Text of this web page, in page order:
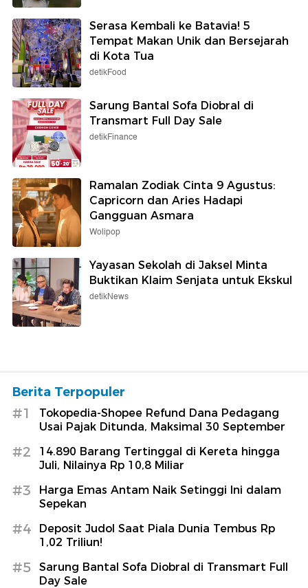
Serasa Kembali ke Batavia! 5
Tempat Makan Unik dan Bersejarah
di Kota Tua
detikFood
Sarung Bantal Sofa Diobral di
Transmart Full Day Sale
detikFinance
Ramalan Zodiak Cinta 9 Agustus:
Capricorn dan Aries Hadapi
Gangguan Asmara
Wolipop
Yayasan Sekolah di Jaksel Minta
Buktikan Klaim Senjata untuk Ekskul
detikNews
Berita Terpopuler
#1
Tokopedia-Shopee Refund Dana Pedagang
Usai Pajak Ditunda, Maksimal 30 September
#2
14.890 Barang Tertinggal di Kereta hingga
Juli, Nilainya Rp 10,8 Miliar
#3
Harga Emas Antam Naik Setinggi Ini dalam
Sepekan
#4
Deposit Judol Saat Piala Dunia Tembus Rp
1,02 Triliun!
#5
Sarung Bantal Sofa Diobral di Transmart Full
Day Sale